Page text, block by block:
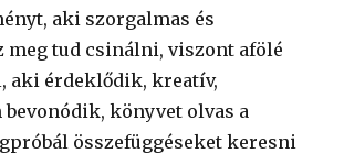
aki szorgalmas és
meg tud csinálni, viszont afölé
aki érdeklődik, kreatív,
bevonódik, könyvet olvas a
összefüggéseket keresni